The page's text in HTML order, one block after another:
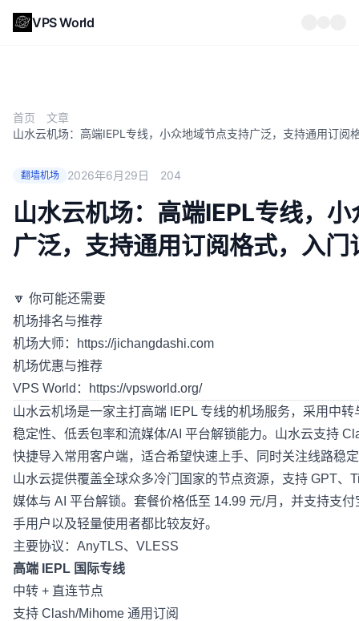
VPS World
首页
文章
山水云机场：高端IEPL专线，小众地域节点支持广泛，支持通用订阅
翻墙机场 2026年6月29日 204
山水云机场：高端IEPL专线，
广泛，支持通用订阅格式，入
🔽 你可能还需要
机场排名与推荐
机场大师：
https://jichangdashi.com
机场优惠与推荐
VPS World：
https://vpsworld.org/
山水云机场是一家主打高端 IEPL 专线的机场服务，采用中
稳定性、低丢包率和流媒体/AI 平台解锁能力。山水云支持
快捷导入常用客户端，适合希望快速上手、同时关注线路稳
山水云提供覆盖全球众多冷门国家的节点资源，支持 GPT、
媒体与 AI 平台解锁。套餐价格低至 14.99 元/月，并支持支
手用户以及轻量使用者都比较友好。
主要协议：AnyTLS、VLESS
高端 IEPL 国际专线
中转 + 直连节点
支持 Clash/Mihome 通用订阅